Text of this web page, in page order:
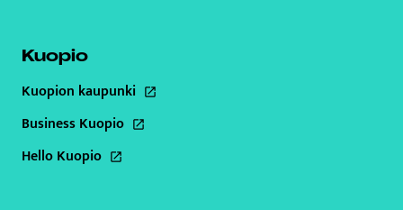
Kuopio
Kuopion kaupunki
Tämä linkki aukeaa uuteen välilehteen
Business Kuopio
Tämä linkki aukeaa uuteen välilehteen
Hello Kuopio
Tämä linkki aukeaa uuteen välilehteen